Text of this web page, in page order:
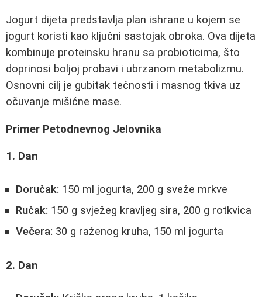
Jogurt dijeta predstavlja plan ishrane u kojem se
jogurt koristi kao ključni sastojak obroka. Ova dijeta
kombinuje proteinsku hranu sa probioticima, što
doprinosi boljoj probavi i ubrzanom metabolizmu.
Osnovni cilj je gubitak tečnosti i masnog tkiva uz
očuvanje mišićne mase.
Primer Petodnevnog Jelovnika
1. Dan
Doručak: 150 ml jogurta, 200 g sveže mrkve
Ručak: 150 g svježeg kravljeg sira, 200 g rotkvica
Večera: 30 g raženog kruha, 150 ml jogurta
2. Dan